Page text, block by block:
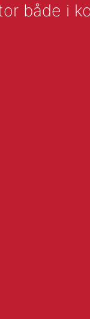
både i